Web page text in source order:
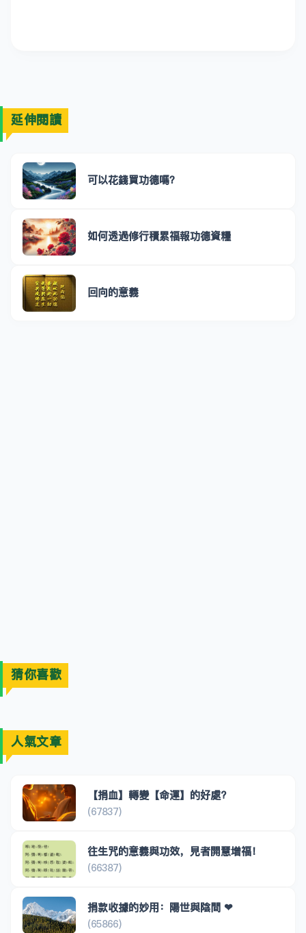
延伸閱讀
可以花錢買功德嗎？
如何透過修行積累福報功德資糧
回向的意義
猜你喜歡
人氣文章
【捐血】轉變【命運】的好處?
(67837)
往生咒的意義與功效，見者開慧增福！
(66387)
捐款收據的妙用：陽世與陰間 ❤
(65866)